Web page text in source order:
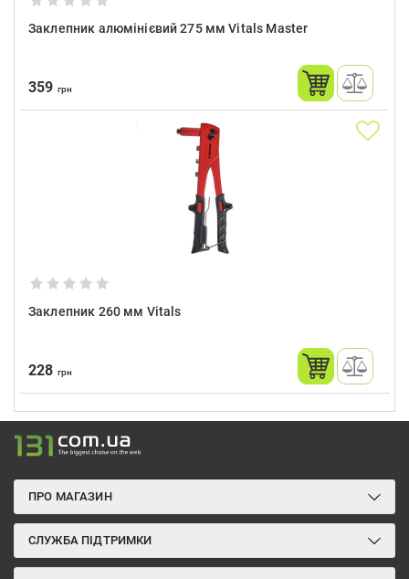
Заклепник алюмінієвий 275 мм Vitals Master
359 грн
Заклепник 260 мм Vitals
228 грн
ПРО МАГАЗИН
СЛУЖБА ПІДТРИМКИ